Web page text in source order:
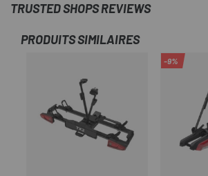
TRUSTED SHOPS REVIEWS
PRODUITS SIMILAIRES
-9%